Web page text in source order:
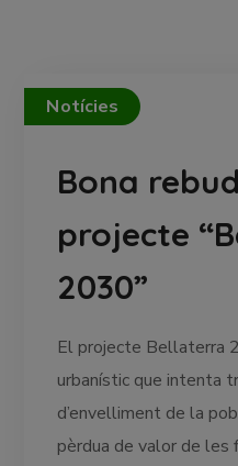
Notícies
Bona
projecte
2030”
El projecte Bellaterra
urbanístic que intenta
d’envelliment de la
pèrdua de valor de les